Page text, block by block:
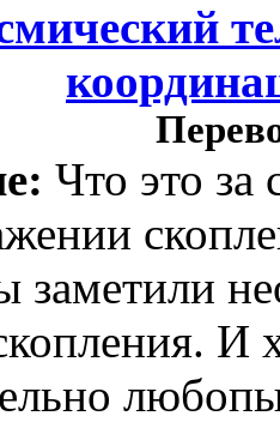
Что это за
заметили
И